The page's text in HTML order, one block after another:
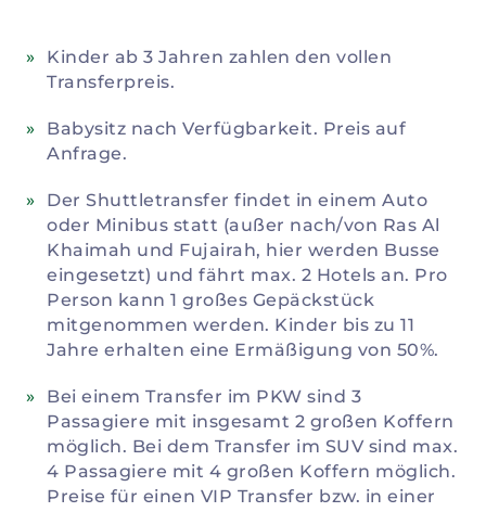
Kinder ab 3 Jahren zahlen den vollen
Transferpreis.
Babysitz nach Verfügbarkeit. Preis auf
Anfrage.
Der Shuttletransfer findet in einem Auto
oder Minibus statt (außer nach/von Ras Al
Khaimah und Fujairah, hier werden Busse
eingesetzt) und fährt max. 2 Hotels an. Pro
Person kann 1 großes Gepäckstück
mitgenommen werden. Kinder bis zu 11
Jahre erhalten eine Ermäßigung von 50%.
Bei einem Transfer im PKW sind 3
Passagiere mit insgesamt 2 großen Koffern
möglich. Bei dem Transfer im SUV sind max.
4 Passagiere mit 4 großen Koffern möglich.
Preise für einen VIP Transfer bzw. in einer